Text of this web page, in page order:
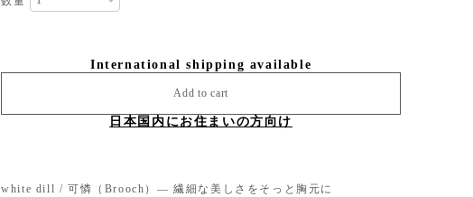
International shipping available
Add to cart
日本国内にお住まいの方向け
white dill / 可憐（Brooch）— 繊細な美しさをそっと胸元に